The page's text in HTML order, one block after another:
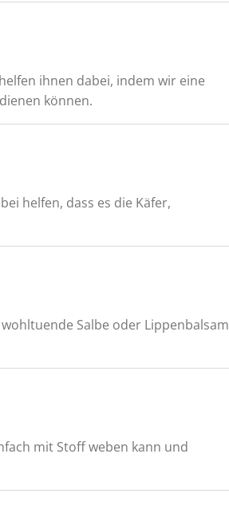
ihnen dabei, indem wir eine
können.
helfen, dass es die Käfer,
Salbe oder Lippenbalsam
mit Stoff weben kann und